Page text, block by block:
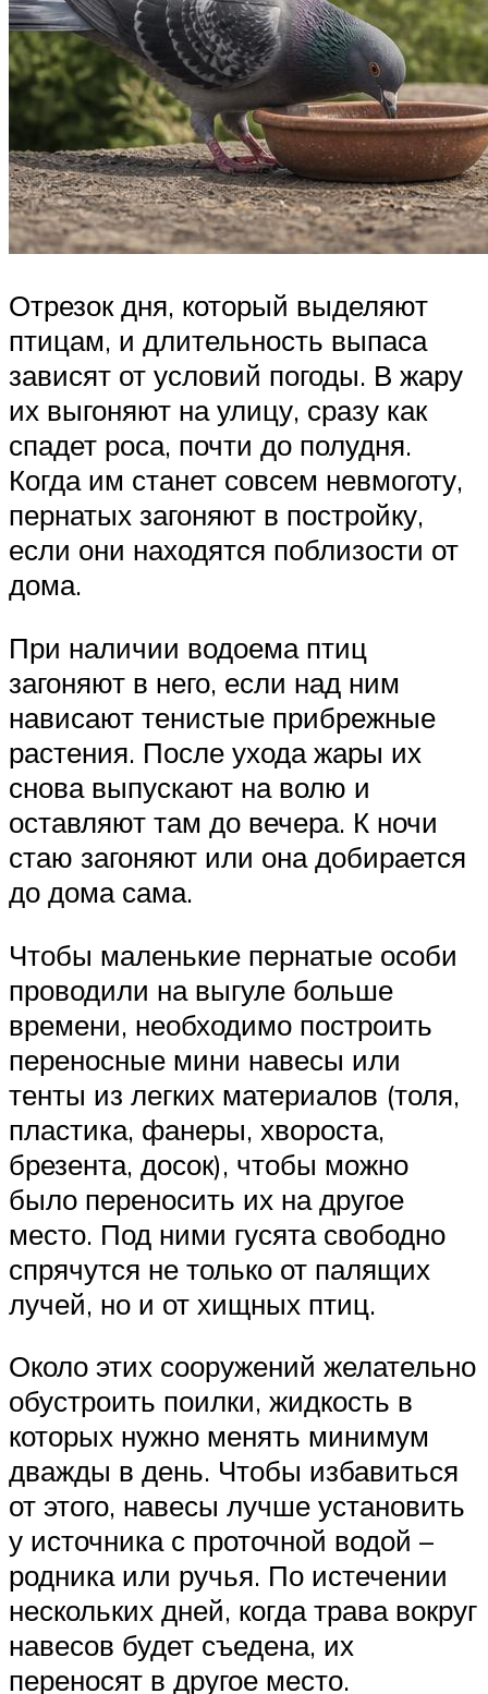
Отрезок дня, который выделяют
птицам, и длительность выпаса
зависят от условий погоды. В жару
их выгоняют на улицу, сразу как
спадет роса, почти до полудня.
Когда им станет совсем невмоготу,
пернатых загоняют в постройку,
если они находятся поблизости от
дома.
При наличии водоема птиц
загоняют в него, если над ним
нависают тенистые прибрежные
растения. После ухода жары их
снова выпускают на волю и
оставляют там до вечера. К ночи
стаю загоняют или она добирается
до дома сама.
Чтобы маленькие пернатые особи
проводили на выгуле больше
времени, необходимо построить
переносные мини навесы или
тенты из легких материалов (толя,
пластика, фанеры, хвороста,
брезента, досок), чтобы можно
было переносить их на другое
место. Под ними гусята свободно
спрячутся не только от палящих
лучей, но и от хищных птиц.
Около этих сооружений желательно
обустроить поилки, жидкость в
которых нужно менять минимум
дважды в день. Чтобы избавиться
от этого, навесы лучше установить
у источника с проточной водой –
родника или ручья. По истечении
нескольких дней, когда трава вокруг
навесов будет съедена, их
переносят в другое место.